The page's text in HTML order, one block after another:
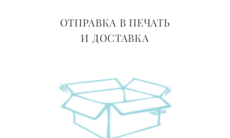
ОТПРАВКА В ПЕЧАТЬ
И ДОСТАВКА